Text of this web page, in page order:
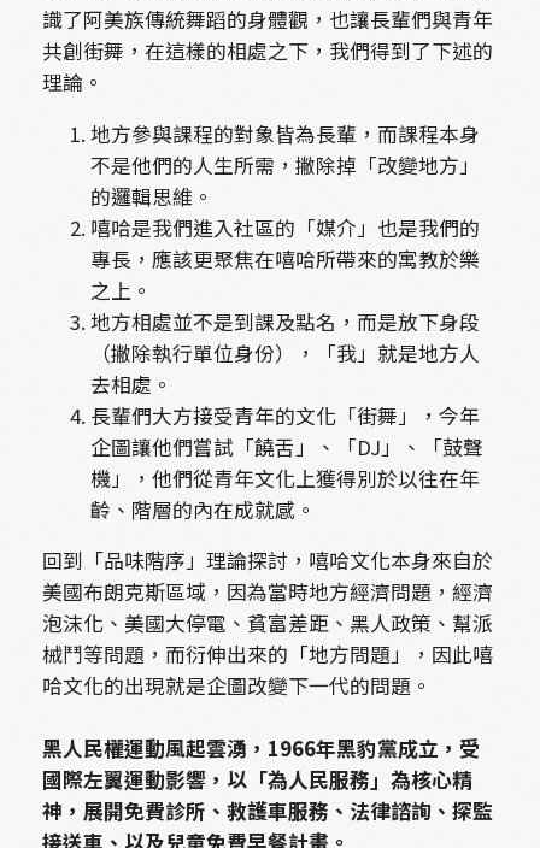
識了阿美族傳統舞蹈的身體觀，也讓長輩們與青年
共創街舞，在這樣的相處之下，我們得到了下述的
理論。
地方參與課程的對象皆為長輩，而課程本身
不是他們的人生所需，撇除掉「改變地方」
的邏輯思維。
嘻哈是我們進入社區的「媒介」也是我們的
專長，應該更聚焦在嘻哈所帶來的寓教於樂
之上。
地方相處並不是到課及點名，而是放下身段
（撇除執行單位身份），「我」就是地方人
去相處。
長輩們大方接受青年的文化「街舞」，今年
企圖讓他們嘗試「饒舌」、「DJ」、「鼓聲
機」，他們從青年文化上獲得別於以往在年
齡、階層的內在成就感。
回到「品味階序」理論探討，嘻哈文化本身來自於
美國布朗克斯區域，因為當時地方經濟問題，經濟
泡沫化、美國大停電、貧富差距、黑人政策、幫派
械鬥等問題，而衍伸出來的「地方問題」，因此嘻
哈文化的出現就是企圖改變下一代的問題。
黑人民權運動風起雲湧， 1966年黑豹黨成立，受
國際左翼運動影響，以「為人民服務」為核心精
神，展開免費診所、救護車服務、法律諮詢、探監